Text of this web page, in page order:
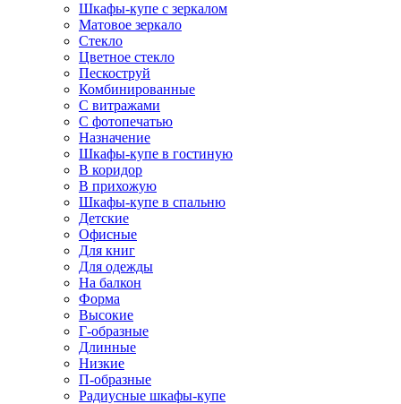
Шкафы-купе с зеркалом
Матовое зеркало
Стекло
Цветное стекло
Пескоструй
Комбинированные
С витражами
С фотопечатью
Назначение
Шкафы-купе в гостиную
В коридор
В прихожую
Шкафы-купе в спальню
Детские
Офисные
Для книг
Для одежды
На балкон
Форма
Высокие
Г-образные
Длинные
Низкие
П-образные
Радиусные шкафы-купе